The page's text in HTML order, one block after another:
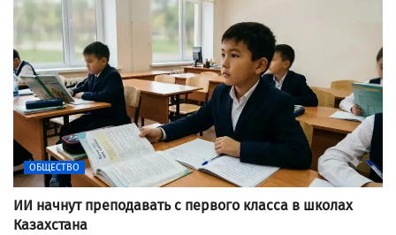
ОБЩЕСТВО
ИИ начнут преподавать с первого класса в школах
Казахстана